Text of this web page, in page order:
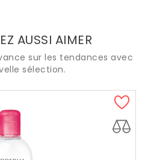
AUSSI AIMER
sur les tendances avec
sélection.